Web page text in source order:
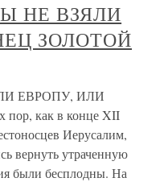
НЕ ВЗЯЛИ
ЗОЛОТОЙ
ЕВРОПУ, ИЛИ
как в конце XII
Иерусалим,
вернуть утраченную
были бесплодны. На